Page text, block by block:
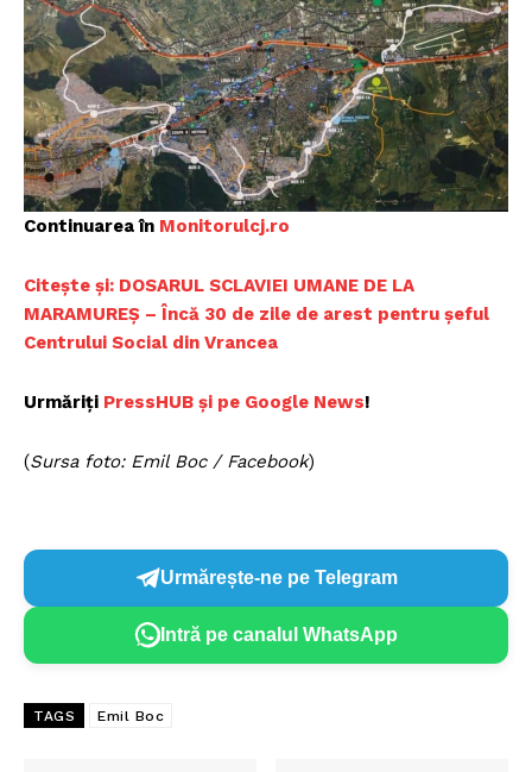
Continuarea în Monitorulcj.ro
Citește și: DOSARUL SCLAVIEI UMANE DE LA
MARAMUREȘ – Încă 30 de zile de arest pentru șeful
Centrului Social din Vrancea
Urmăriți PressHUB și pe Google News!
(Sursa foto: Emil Boc / Facebook)
Urmărește-ne pe Telegram
Intră pe canalul WhatsApp
TAGS Emil Boc